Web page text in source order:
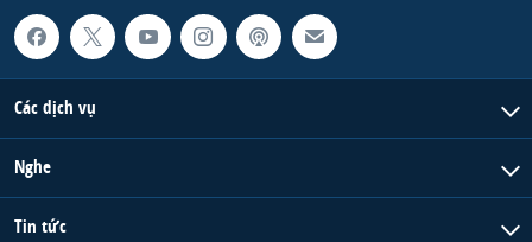
Các dịch vụ
Nghe
Tin tức